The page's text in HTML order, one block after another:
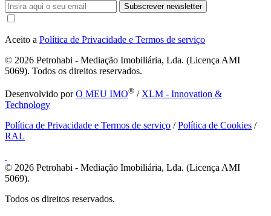
Subscrever newsletter
Aceito a Política de Privacidade e Termos de serviço
© 2026 Petrohabi - Mediação Imobiliária, Lda. (Licença AMI
5069). Todos os direitos reservados.
Desenvolvido porO MEU IMO® / XLM - Innovation &
Technology
Política de Privacidade e Termos de serviço /Política de Cookies /
RAL
© 2026 Petrohabi - Mediação Imobiliária, Lda. (Licença AMI
5069).
Todos os direitos reservados.